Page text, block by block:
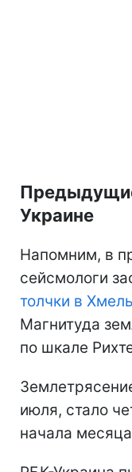
Украине
Напомним, в
сейсмологи
толчки в
Магнитуда
по шкале
июля, стало
начала